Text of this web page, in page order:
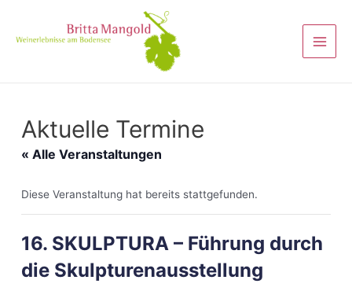
Aktuelle Termine
« Alle Veranstaltungen
Diese Veranstaltung hat bereits stattgefunden.
16. SKULPTURA – Führung durch
die Skulpturenausstellung